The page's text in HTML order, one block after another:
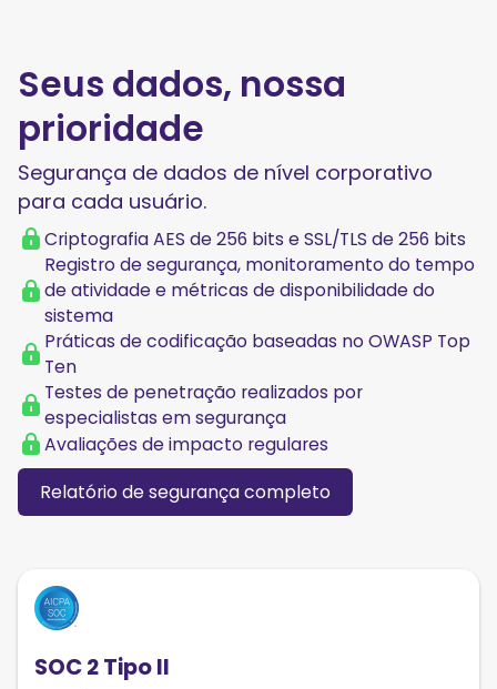
Seus dados, nossa
prioridade
Segurança de dados de nível corporativo
para cada usuário.
Criptografia AES de 256 bits e SSL/TLS de 256 bits
Registro de segurança, monitoramento do tempo
de atividade e métricas de disponibilidade do
sistema
Práticas de codificação baseadas no OWASP Top
Ten
Testes de penetração realizados por
especialistas em segurança
Avaliações de impacto regulares
Relatório de segurança completo
SOC 2 Tipo II